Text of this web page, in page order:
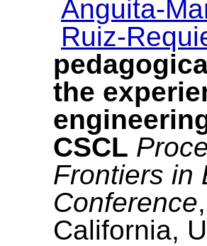
Anguita-
Ruiz-
the
CSCL
Frontiers in
Conference
California,